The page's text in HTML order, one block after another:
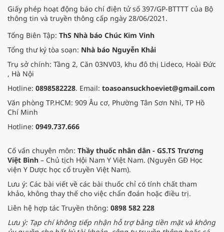
Giấy phép hoạt động báo chí điện tử số 397/GP-BTTTT của Bộ
thông tin và truyền thông cấp ngày 28/06/2021.
Tổng Biên Tập: ThS Nhà báo Chúc Kim Vinh
Tổng thư ký tòa soạn: Nhà báo Nguyễn Khải
Trụ sở chính: Tầng 2, Căn 03NV03, khu đô thị Lideco, Hoài Đức
, Hà Nội
Hotline: 0898582228. Email: toasoansuckhoeviet@gmail.com
Văn phòng TP.HCM: 909 Âu cơ, Phường Tân Sơn Nhì, TP Hồ
Chí Minh
Hotline: 0949.737.666
Cố vấn chuyên môn: Thầy thuốc nhân dân - GS.TS Trương
Việt Bình – Chủ tịch Hội Nam Y Việt Nam. (Nguyên GĐ Học
viện Y Dược học cổ truyền Việt Nam).
Lưu ý: Các bài viết về các bài thuốc chỉ có tính chất tham
khảo, không thay thế cho việc chẩn đoán hoặc điều trị.
Liên hệ hợp tác Truyền thông: 0898 582 228
Lưu ý: Tạp chí không tiếp nhận hỗ trợ bằng tiền mặt và không